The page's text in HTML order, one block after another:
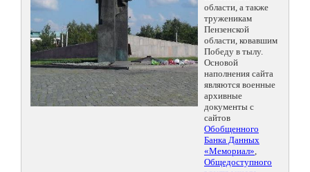
области, а также
труженикам
Пензенской
области, ковавшим
Победу в тылу.
Основой
наполнения сайта
являются военные
архивные
документы с
сайтов
Обобщенного
Банка Данных
«Мемориал»,
Общедоступного